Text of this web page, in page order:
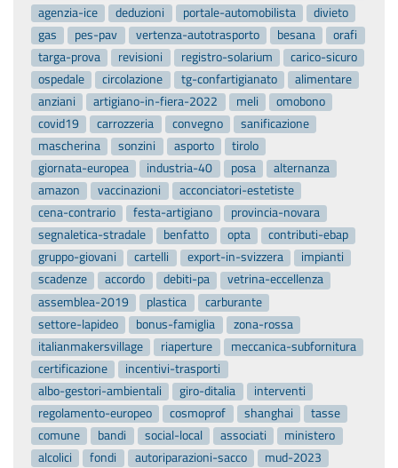
agenzia-ice
deduzioni portale-automobilista
divieto
gas
pes-pav vertenza-autotrasporto besana
orafi
targa-prova
revisioni registro-solarium
carico-sicuro
ospedale
circolazione tg-confartigianato
alimentare
anziani
artigiano-in-fiera-2022 meli
omobono
covid19
carrozzeria convegno
sanificazione
mascherina
sonzini asporto
tirolo
giornata-europea
industria-40 posa
alternanza
amazon
vaccinazioni
acconciatori-estetiste
cena-contrario
festa-artigiano
provincia-novara
segnaletica-stradale
benfatto opta
contributi-ebap
gruppo-giovani
cartelli export-in-svizzera
impianti
scadenze
accordo debiti-pa
vetrina-eccellenza
assemblea-2019
plastica
carburante
settore-lapideo
bonus-famiglia
zona-rossa
italianmakersvillage
riaperture
meccanica-subfornitura
certificazione
incentivi-trasporti
albo-gestori-ambientali
giro-ditalia
interventi
regolamento-europeo
cosmoprof shanghai
tasse
comune
bandi social-local associati
ministero
alcolici
fondi autoriparazioni-sacco
mud-2023